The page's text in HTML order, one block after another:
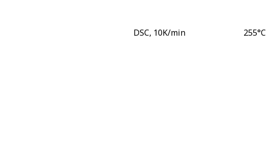
DSC, 10K/min 255°C